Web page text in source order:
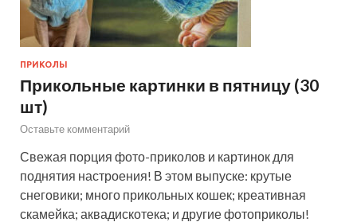
ПРИКОЛЫ
Прикольные картинки в пятницу (30
шт)
Оставьте комментарий
Свежая порция фото-приколов и картинок для
поднятия настроения! В этом выпуске: крутые
снеговики; много прикольных кошек; креативная
скамейка; аквадискотека; и другие фотоприколы!